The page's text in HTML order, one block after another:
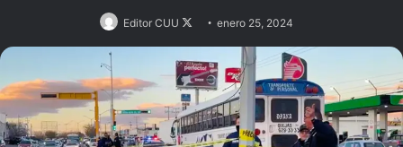
Editor CUU
Follow
on
X
enero 25, 2024